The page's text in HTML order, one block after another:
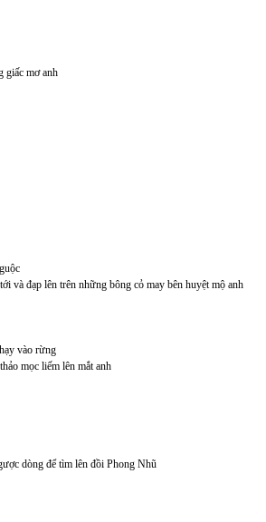
giấc mơ anh
và đạp lên trên những bông cỏ may bên huyệt mộ anh
vào rừng
mọc liếm lên mắt anh
dòng để tìm lên đồi Phong Nhũ